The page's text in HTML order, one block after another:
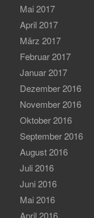
Mai 2017
April 2017
März 2017
Februar 2017
Januar 2017
Dezember 2016
November 2016
Oktober 2016
September 2016
August 2016
Juli 2016
Juni 2016
Mai 2016